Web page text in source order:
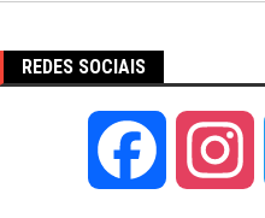
REDES SOCIAIS
Facebook